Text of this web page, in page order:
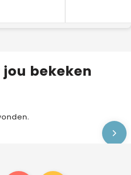
bekeken